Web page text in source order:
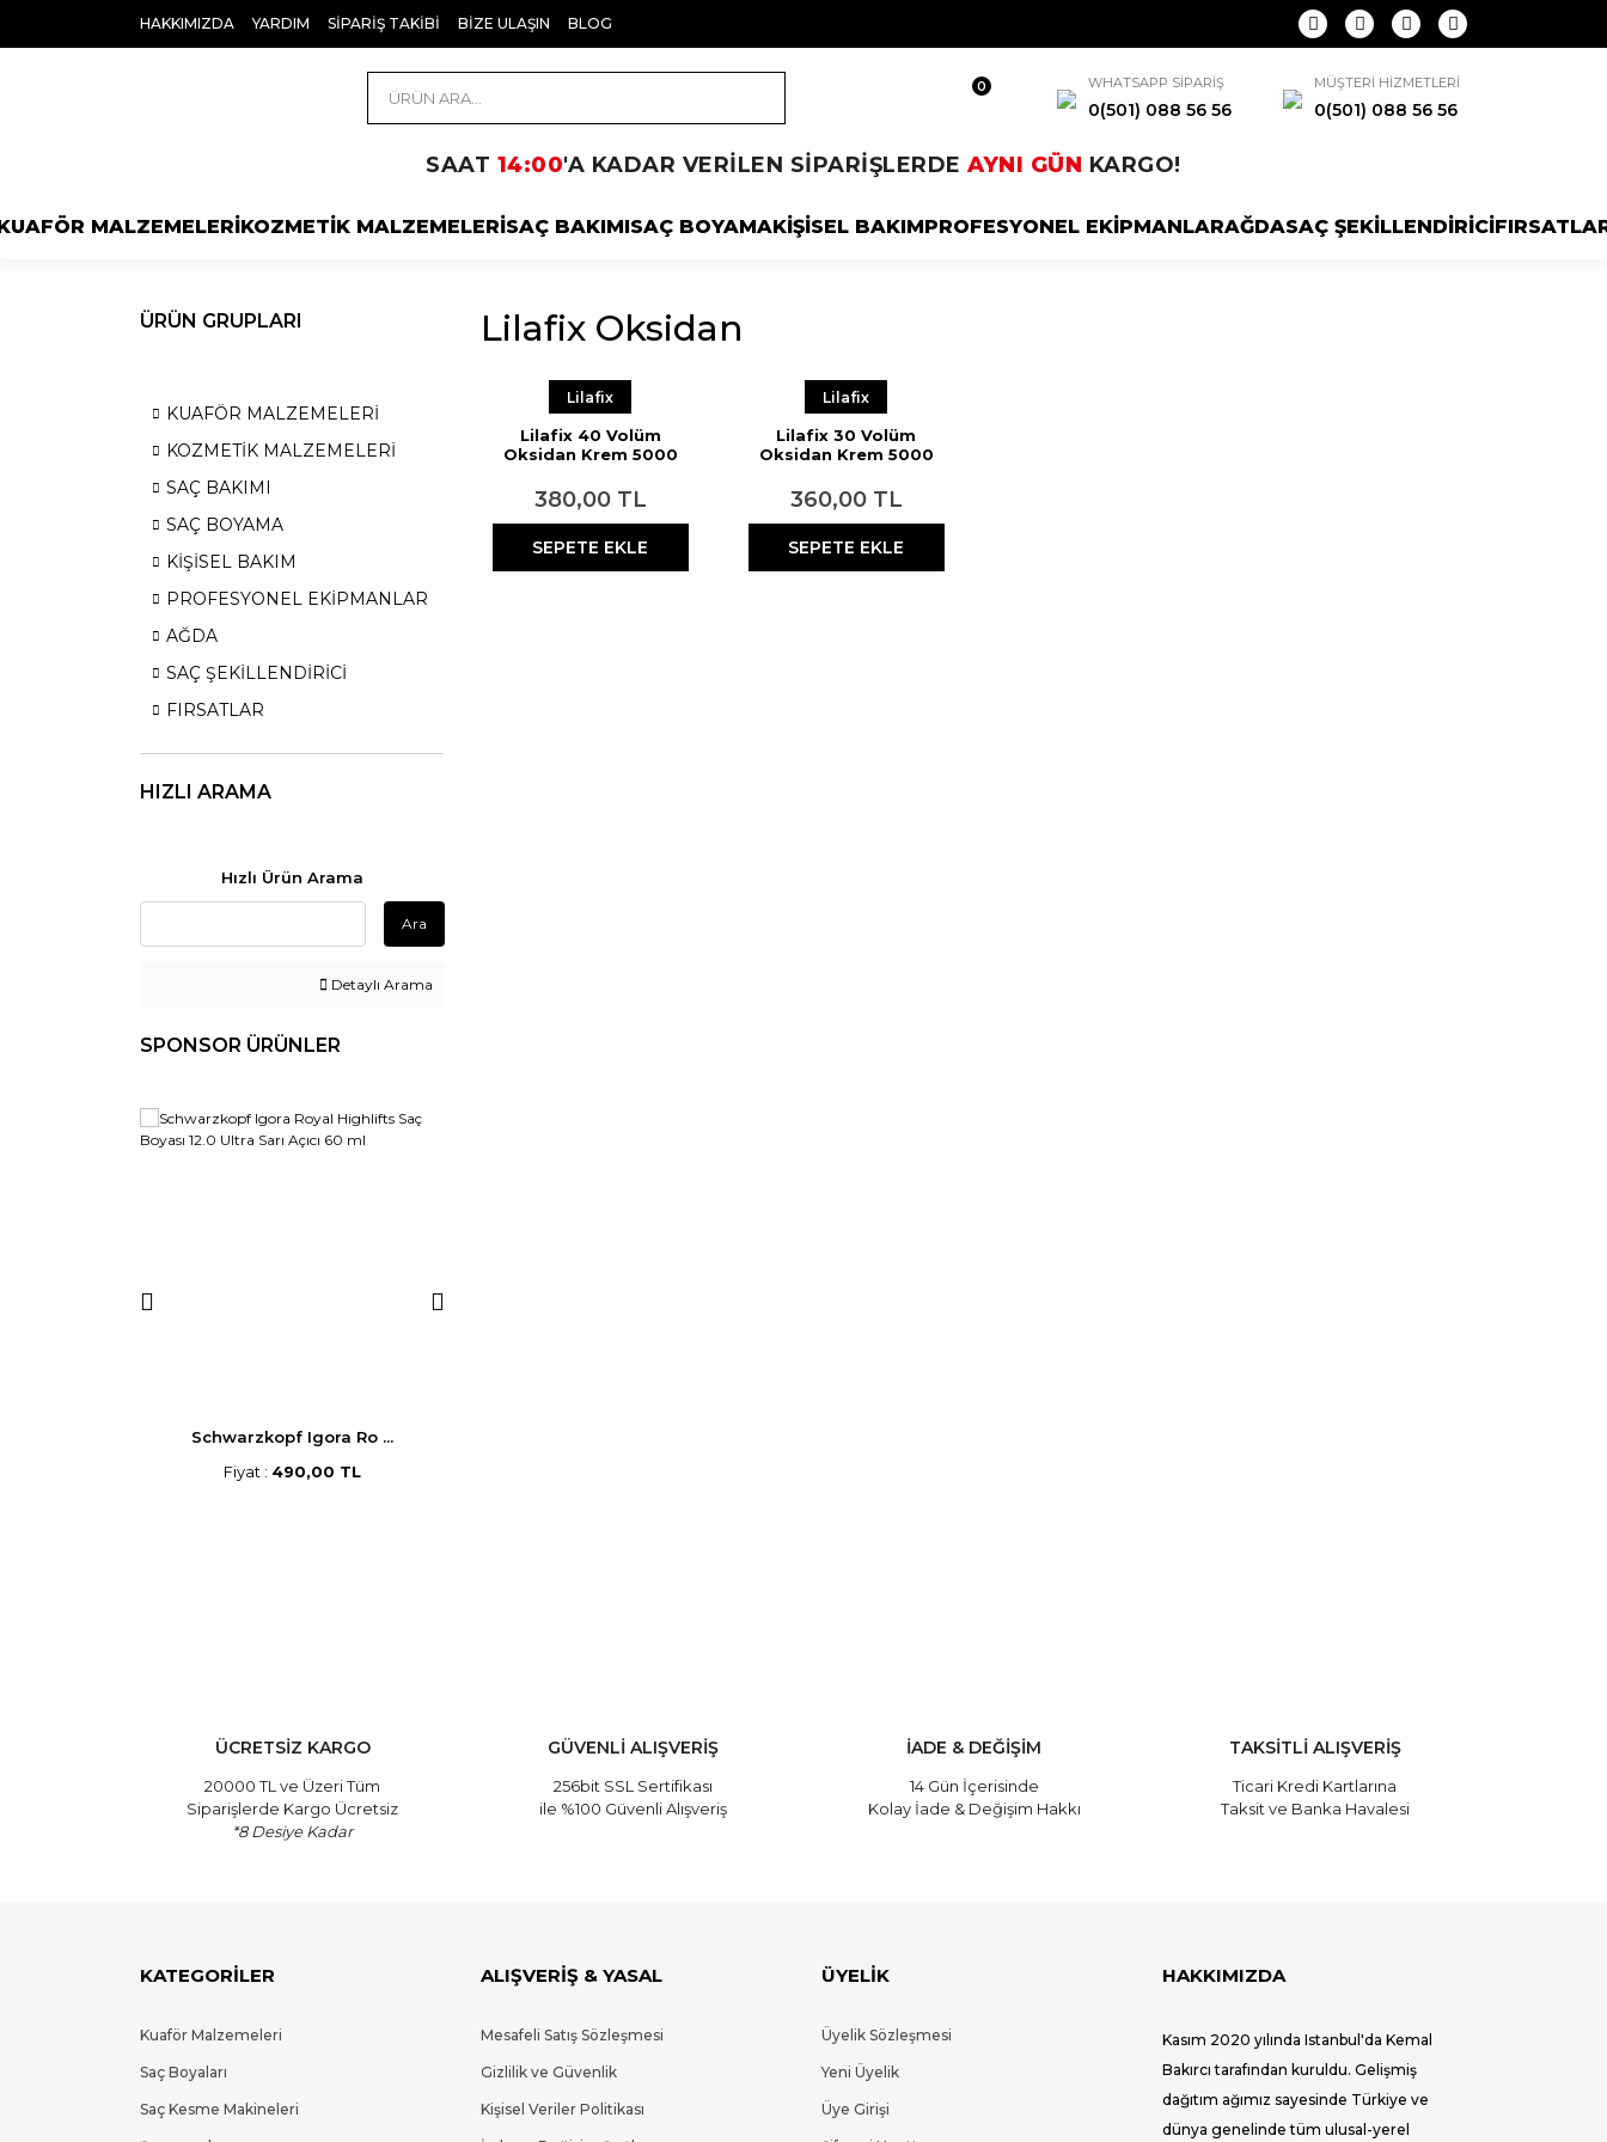
HAKKIMIZDA YARDIM SİPARİŞ TAKİBİ BİZE ULAŞIN BLOG
0 WHATSAPP SİPARİŞ
0(501) 088 56 56
MÜŞTERİ HİZMETLERİ
0(501) 088 56 56
SAAT 14:00'A KADAR VERİLEN SİPARİŞLERDEAYNI GÜN KARGO!
MALZEMELERİKOZMETİK MALZEMELERİSAÇ BAKIMISAÇ BOYAMAKİŞİSEL BAKIMPROFESYONEL EKİPMANLARAĞDASAÇ ŞEKİLLENDİRİCİ
ÜRÜN GRUPLARI
KUAFÖR MALZEMELERİ
KOZMETİK MALZEMELERİ
SAÇ BAKIMI
SAÇ BOYAMA
KİŞİSEL BAKIM
PROFESYONEL EKİPMANLAR
AĞDA
SAÇ ŞEKİLLENDİRİCİ
FIRSATLAR
HIZLI ARAMA
Hızlı Ürün Arama
Ara
Detaylı Arama
SPONSOR ÜRÜNLER
Schwarzkopf Igora Ro ...
Fiyat : 490,00 TL
Lilafix Oksidan
Lilafix
Lilafix 40 Volüm
Oksidan Krem 5000
380,00 TL
SEPETE EKLE
Lilafix
Lilafix 30 Volüm
Oksidan Krem 5000
360,00 TL
SEPETE EKLE
ÜCRETSİZ KARGO
20000 TL ve Üzeri Tüm
Siparişlerde Kargo Ücretsiz
*8 Desiye Kadar
GÜVENLİ ALIŞVERİŞ
256bit SSL Sertifikası
ile %100 Güvenli Alışveriş
İADE & DEĞİŞİM
14 Gün İçerisinde
Kolay İade & Değişim Hakkı
TAKSİTLİ ALIŞVERİŞ
Ticari Kredi Kartlarına
Taksit ve Banka Havalesi
KATEGORİLER
Kuaför Malzemeleri
Saç Boyaları
Saç Kesme Makineleri
ALIŞVERİŞ & YASAL
Mesafeli Satış Sözleşmesi
Gizlilik ve Güvenlik
Kişisel Veriler Politikası
ÜYELİK
Üyelik Sözleşmesi
Yeni Üyelik
Üye Girişi
HAKKIMIZDA
Kasım 2020 yılında Istanbul'da Kemal
Bakırcı tarafından kuruldu. Gelişmiş
dağıtım ağımız sayesinde Türkiye ve
dünya genelinde tüm ulusal-yerel